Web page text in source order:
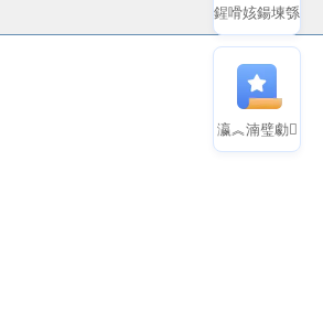
鍟嗗姟鍚堜綔
瀛︽湳璧勮